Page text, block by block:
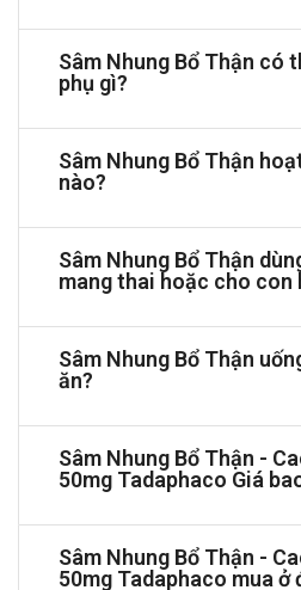
Cao Đương quy 5mg
Bột Đông trùng hạ thảo
Thận âm hư gây tiểu tiện nhiều
cương dương.
Nữ giới kinh nguyệt không đều,
da, nám má.
Chống chỉ định khi
Không sử dụng thuốc Sâm
mẫn cảm với bất kì thành phần
Bổ Thận
Sâm Nhung Bổ Thận có
phụ gì?
Sâm Nhung Bổ Thận
nào?
Sâm Nhung Bổ Thận
mang thai hoặc cho con
Sâm Nhung Bổ Thận
ăn?
Sâm Nhung Bổ Thận -
50mg Tadaphaco Giá
Sâm Nhung Bổ Thận -
50mg Tadaphaco mua ở